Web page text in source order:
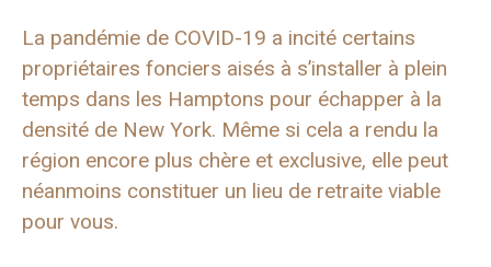
La pandémie de COVID-19 a incité certains
propriétaires fonciers aisés à s’installer à plein
temps dans les Hamptons pour échapper à la
densité de New York. Même si cela a rendu la
région encore plus chère et exclusive, elle peut
néanmoins constituer un lieu de retraite viable
pour vous.